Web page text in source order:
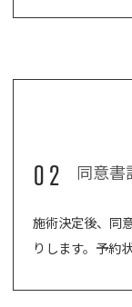
02 同意書
施術決定後、同
りします。予約